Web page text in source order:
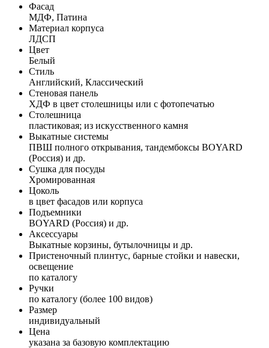
Фасад
МДФ, Патина
Материал корпуса
ЛДСП
Цвет
Белый
Стиль
Английский, Классический
Стеновая панель
ХДФ в цвет столешницы или с фотопечатью
Столешница
пластиковая; из искусственного камня
Выкатные системы
ПВШ полного открывания, тандембоксы BOYARD
(Россия) и др.
Сушка для посуды
Хромированная
Цоколь
в цвет фасадов или корпуса
Подъемники
BOYARD (Россия) и др.
Аксессуары
Выкатные корзины, бутылочницы и др.
Пристеночный плинтус, барные стойки и навески,
освещение
по каталогу
Ручки
по каталогу (более 100 видов)
Размер
индивидуальный
Цена
указана за базовую комплектацию